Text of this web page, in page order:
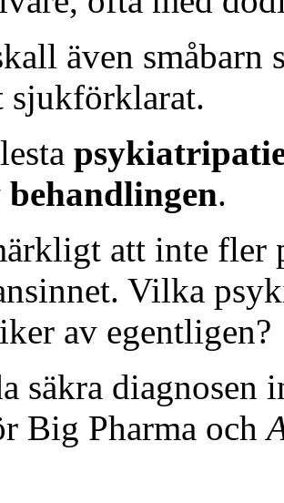
även småbarn
sjukförklarat.
.
att inte fler
Vilka
av egentligen?
säkra
Big Pharma och